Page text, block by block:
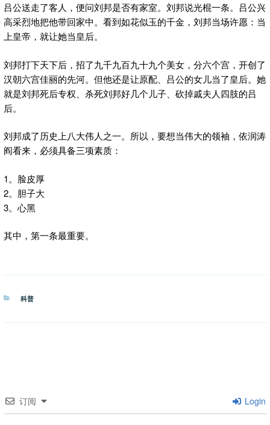
吕公送走了客人，便问刘邦是否有家室。刘邦说光棍一条。吕公兴
高采烈地把他带回家中。看到如花似玉的千金，刘邦当场许愿：当
上皇帝，就让她当皇后。
刘邦打下天下后，招了九千九百九十九个美女，分六个宫，开创了
汉朝六宫佳丽的先河。但他还是让原配、吕公的女儿当了皇后。她
就是刘邦死后专权、杀死刘邦好几个儿子、砍掉戚夫人四肢的吕
后。
刘邦成了历史上八大伟人之一。所以，要想当伟大的领袖，依润涛
阎看来，必须具备三项素质：
1。脸皮厚
2。胆子大
3。心黑
其中，第一条最重要。
分
科普
订阅 Login